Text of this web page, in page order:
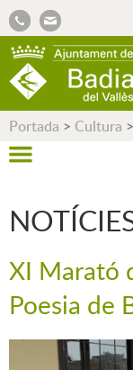
Portada > Cultura >
XI Marató
Poesia de